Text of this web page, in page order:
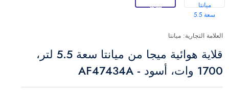
العلامة التجارية: ميانتا
قلاية هوائية ميجا من ميانتا سعة 5.5 لتر،
1700 وات، أسود - AF47434A